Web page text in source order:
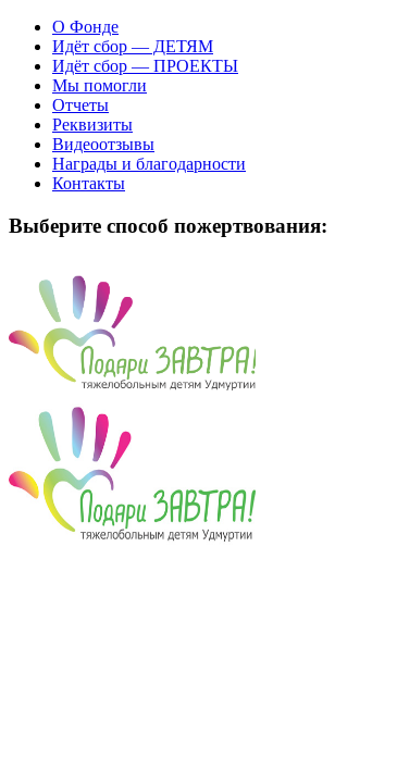
О Фонде
Идёт сбор — ДЕТЯМ
Идёт сбор — ПРОЕКТЫ
Мы помогли
Отчеты
Реквизиты
Видеоотзывы
Награды и благодарности
Контакты
Выберите способ пожертвования: